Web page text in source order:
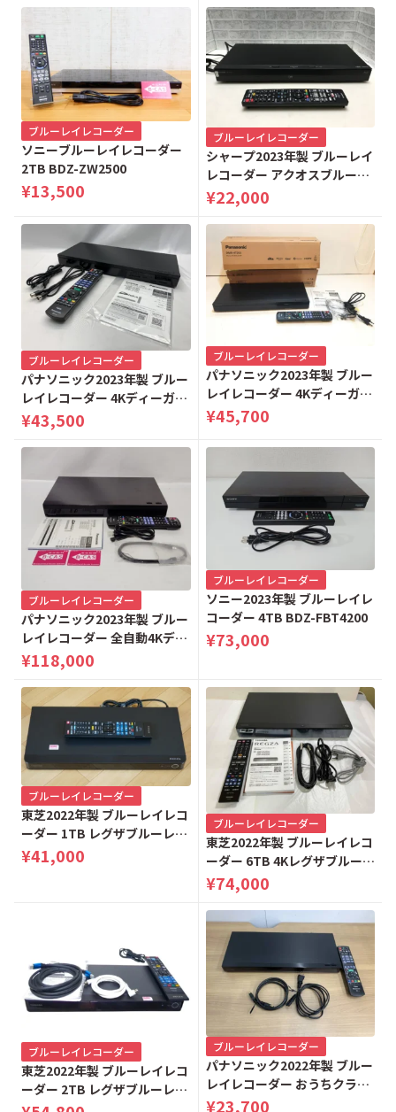
ブルーレイレコーダー
ソニーブルーレイレコーダー
2TB BDZ-ZW2500
¥13,500
ブルーレイレコーダー
シャープ2023年製 ブルーレイ
レコーダー アクオスブルーレ
イ 2TB 2B-C20EW1
¥22,000
ブルーレイレコーダー
パナソニック2023年製 ブルー
レイレコーダー 4Kディーガ
3TB DMR-4T303
¥43,500
ブルーレイレコーダー
パナソニック2023年製 ブルー
レイレコーダー 4Kディーガ
2TB DMR-4T203
¥45,700
ブルーレイレコーダー
パナソニック2023年製 ブルー
レイレコーダー 全自動4Kディ
ーガ 6TB DMR-2X602
¥118,000
ブルーレイレコーダー
ソニー2023年製 ブルーレイレ
コーダー 4TB BDZ-FBT4200
¥73,000
ブルーレイレコーダー
東芝2022年製 ブルーレイレコ
ーダー 1TB レグザブルーレイ
DBR-T1010
¥41,000
ブルーレイレコーダー
東芝2022年製 ブルーレイレコ
ーダー 6TB 4Kレグザブルーレ
イ DBR-4KZ600
¥74,000
ブルーレイレコーダー
東芝2022年製 ブルーレイレコ
ーダー 2TB レグザブルーレイ
DBR-W2010
ブルーレイレコーダー
パナソニック2022年製 ブルー
レイレコーダー おうちクラウ
ドディーガ 1TB DMR-2W101
¥23,700